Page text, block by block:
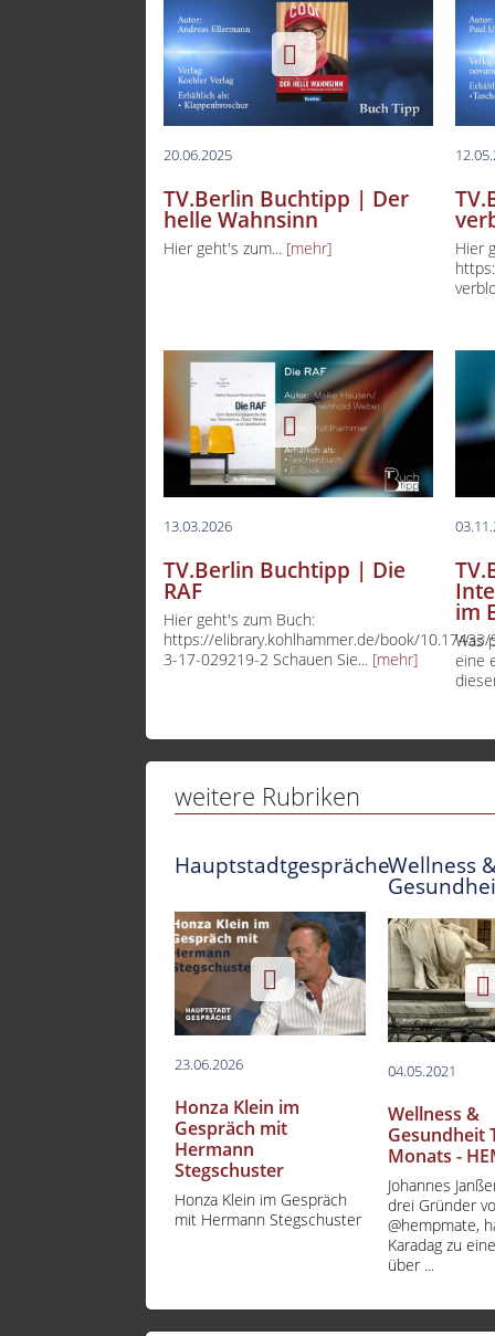
20.06.2025
TV.Berlin Buchtipp | Der
helle Wahnsinn
Hier geht's zum... [mehr]
Hier
13.03.2026
TV.Berlin Buchtipp | Die
RAF
Hier geht's zum Buch:
https://elibrary.kohlhammer.de/book/10.17433/
3-17-029219-2 Schauen Sie... [mehr]
im
Was
eine
weitere Rubriken
Hauptstadtgespräche
23.06.2026
Honza Klein im
Gespräch mit
Hermann
Stegschuster
Honza Klein im Gespräch
mit Hermann Stegschuster
Wellness
04.05.2021
Wellness &
Gesundheit
Monats -
Johannes
drei Gründer
@hempmate,
Karadag zu
über ...